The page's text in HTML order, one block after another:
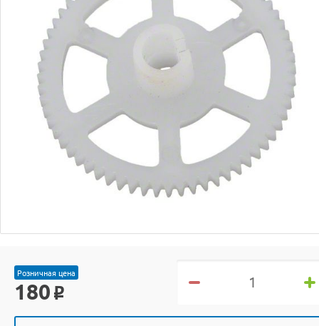
Розничная цена
180 o